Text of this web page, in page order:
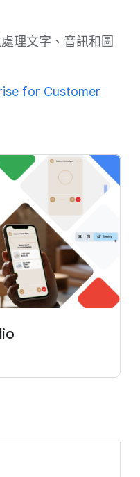
理文字、音訊和圖
for Customer